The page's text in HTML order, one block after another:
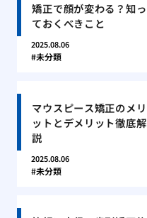
矯正で顔が変わる？知っ
ておくべきこと
2025.08.06
未分類
マウスピース矯正のメリ
ットとデメリット徹底解
説
2025.08.06
未分類